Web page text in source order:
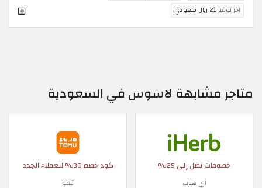
اخر توفير21 ريال سعودي
متاجر مشابهة لاسوس في السعودية
خصومات تصل إلى 25%
اي هيرب
كود خصم 30% للعملاء الجدد
تيمو